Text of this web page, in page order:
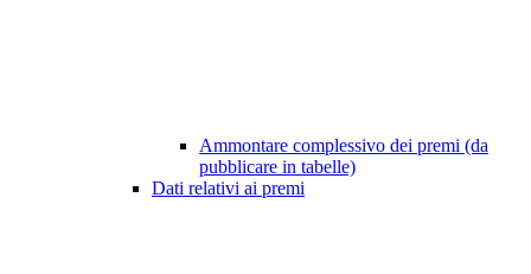
Ammontare complessivo dei premi (da
pubblicare in tabelle)
Dati relativi ai premi